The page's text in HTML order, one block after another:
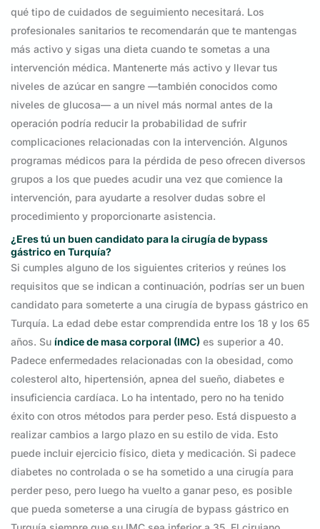
qué tipo de cuidados de seguimiento necesitará. Los
profesionales sanitarios te recomendarán que te mantengas
más activo y sigas una dieta cuando te sometas a una
intervención médica. Mantenerte más activo y llevar tus
niveles de azúcar en sangre —también conocidos como
niveles de glucosa— a un nivel más normal antes de la
operación podría reducir la probabilidad de sufrir
complicaciones relacionadas con la intervención. Algunos
programas médicos para la pérdida de peso ofrecen diversos
grupos a los que puedes acudir una vez que comience la
intervención, para ayudarte a resolver dudas sobre el
procedimiento y proporcionarte asistencia.
¿Eres tú un buen candidato para la cirugía de bypass
gástrico en Turquía?
Si cumples alguno de los siguientes criterios y reúnes los
requisitos que se indican a continuación, podrías ser un buen
candidato para someterte a una cirugía de bypass gástrico en
Turquía. La edad debe estar comprendida entre los 18 y los 65
años. Su índice de masa corporal (IMC) es superior a 40.
Padece enfermedades relacionadas con la obesidad, como
colesterol alto, hipertensión, apnea del sueño, diabetes e
insuficiencia cardíaca. Lo ha intentado, pero no ha tenido
éxito con otros métodos para perder peso. Está dispuesto a
realizar cambios a largo plazo en su estilo de vida. Esto
puede incluir ejercicio físico, dieta y medicación. Si padece
diabetes no controlada o se ha sometido a una cirugía para
perder peso, pero luego ha vuelto a ganar peso, es posible
que pueda someterse a una cirugía de bypass gástrico en